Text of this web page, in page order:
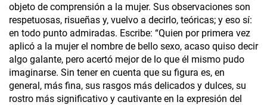
objeto de comprensión a la mujer. Sus observaciones son
respetuosas, risueñas y, vuelvo a decirlo, teóricas; y eso sí:
en todo punto admiradas. Escribe: “Quien por primera vez
aplicó a la mujer el nombre de bello sexo, acaso quiso decir
algo galante, pero acertó mejor de lo que él mismo pudo
imaginarse. Sin tener en cuenta que su figura es, en
general, más fina, sus rasgos más delicados y dulces, su
rostro más significativo y cautivante en la expresión del